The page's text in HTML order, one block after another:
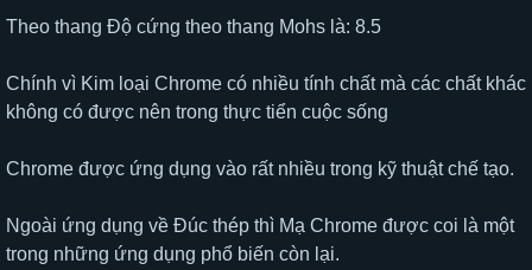
Theo thang Độ cứng theo thang Mohs là: 8.5
Chính vì Kim loại Chrome có nhiều tính chất mà các chất khác
không có được nên trong thực tiển cuộc sống
Chrome được ứng dụng vào rất nhiều trong kỹ thuật chế tạo.
Ngoài ứng dụng về Đúc thép thì Mạ Chrome được coi là một
trong những ứng dụng phổ biến còn lại.